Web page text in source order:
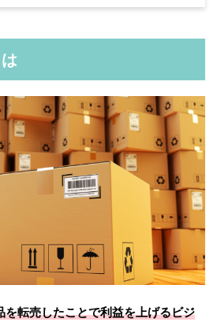
を転売したことで利益を上げるビジ